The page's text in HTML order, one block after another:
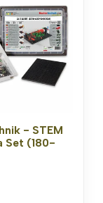
- STEM
Set (180-